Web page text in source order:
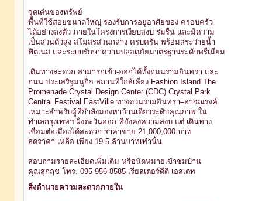
จุดเด่นของทรัพย์
พื้นที่ใช้สอยขนาดใหญ่ รองรับการอยู่อาศัยของ ครอบครัว
ได้อย่างลงตัว ภายในโครงการเงียบสงบ ร่มรื่น และมีความ
เป็นส่วนตัวสูง สโมสรส่วนกลาง ครบครัน พร้อมสระว่ายน้ำ
ฟิตเนส และระบบรักษาความปลอดภัยมาตรฐานระดับพรีเมียม
เดินทางสะดวก สามารถเข้า-ออกได้ทั้งถนนรามอินทรา และ
ถนน ประเสริฐมนูกิจ สถานที่ใกล้เคียง Fashion Island The
Promenade Crystal Design Center (CDC) Crystal Park
Central Festival EastVille ทางด่วนรามอินทรา–อาจณรงค์
เหมาะสำหรับผู้ที่กำลังมองหาบ้านเดี่ยวระดับคุณภาพ ใน
ทำเลกรุงเทพฯ ฝั่งตะวันออก ที่ยังคงความสงบ แต่ เดินทาง
เชื่อมต่อเมืองได้สะดวก ราคาขาย 21,000,000 บาท
ลดราคา เหลือ เพียง 19.5 ล้านบาทเท่านั้น
สอบถามรายละเอียดเพิ่มเติม หรือนัดหมายเข้าชมบ้าน
คุณสุกฤช โทร. 095-956-8585 เรียลเตอร์ดีดี เอสเตท
สิ่งดำนวยความสะดวกภายใน